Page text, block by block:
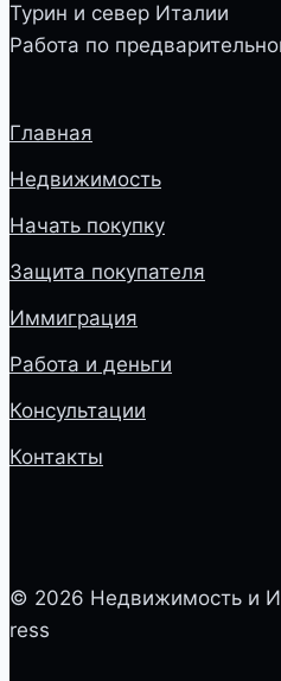
Турин и север Италии
Работа по
Главная
Недвижимость
Начать покупку
Защита покупателя
Иммиграция
Работа и деньги
Консультации
Контакты
© 2026 Недвижимость и
ress